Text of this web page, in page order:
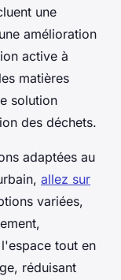
une
amélioration
active à
matières
solution
des déchets.
adaptées au
allez sur
variées,
tout en
réduisant